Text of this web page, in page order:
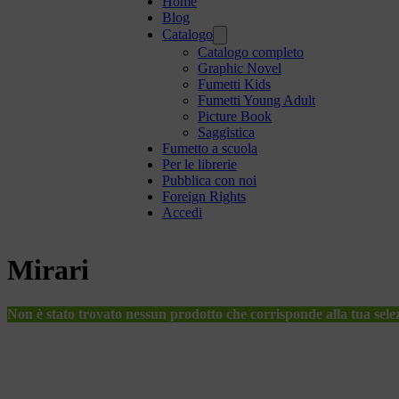
Blog
Catalogo
Catalogo completo
Graphic Novel
Fumetti Kids
Fumetti Young Adult
Picture Book
Saggistica
Fumetto a scuola
Per le librerie
Pubblica con noi
Foreign Rights
Accedi
Mirari
Non è stato trovato nessun prodotto che corrisponde alla tua